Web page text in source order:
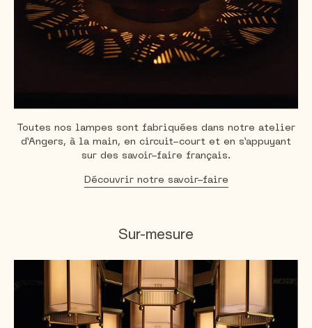
Toutes nos lampes sont fabriquées dans notre atelier
d’Angers, à la main, en circuit-court et en s’appuyant
sur des savoir-faire français.
Découvrir notre savoir-faire
Sur-mesure